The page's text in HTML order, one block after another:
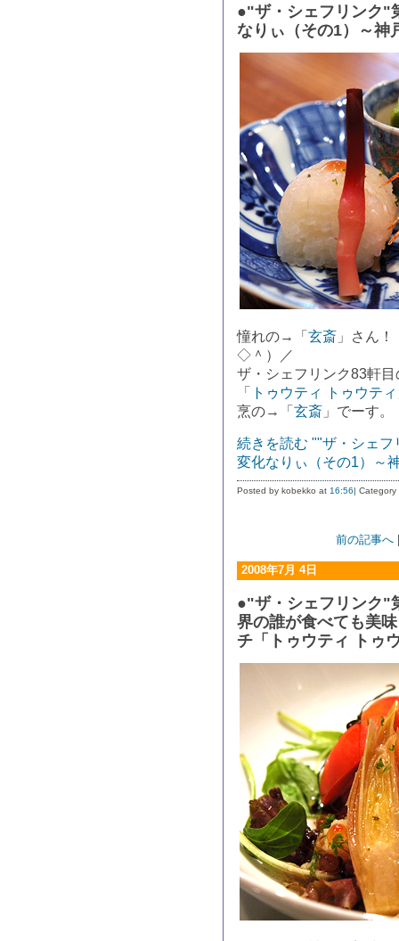
●"ザ・シェフリンク"
なりぃ（その1）～神
憧れの→「 玄斎 」さん
◇＾）／
ザ・シェフリンク83軒
「
トゥウティ トゥウティ
烹の→「 玄斎 」でーす。
続きを読む ""ザ・シェ
変化なりぃ（その1）～
Posted by kobekko at 16:56|
前の記事へ
2008年7月 4日
●"ザ・シェフリンク"
界の誰が食べても美
チ「トゥウティ トゥ